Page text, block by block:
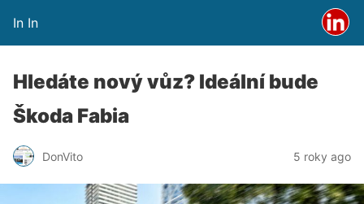
In In
Hledáte nový vůz? Ideální bude
Škoda Fabia
DonVito 5 roky ago